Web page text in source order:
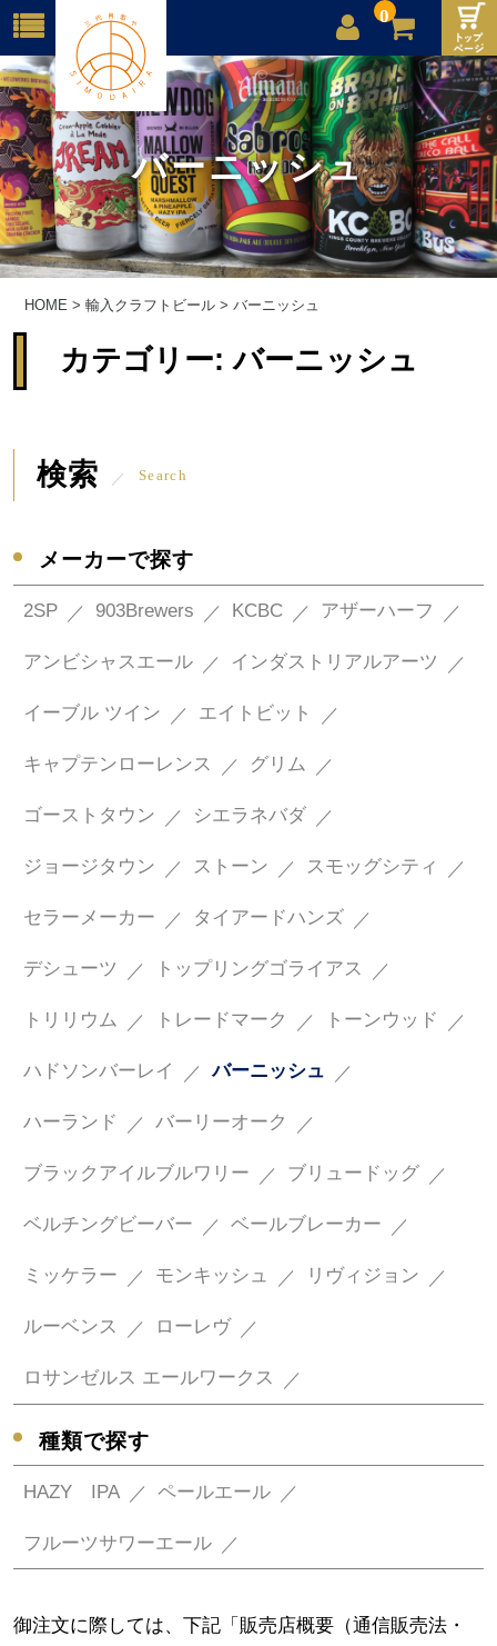
0
店舗案内
ご利用案内
送料
お問合せ
バーニッシュ
HOME >輸入クラフトビール >バーニッシュ
カテゴリー:バーニッシュ
検索 Search
メーカーで探す
2SP 903Brewers KCBC アザーハーフ
アンビシャスエール インダストリアルアーツ
イーブル ツイン エイトビット
キャプテンローレンス グリム
ゴーストタウン シエラネバダ
ジョージタウン ストーン スモッグシティ
セラーメーカー タイアードハンズ
デシューツ トップリングゴライアス
トリリウム トレードマーク トーンウッド
ハドソンバーレイ バーニッシュ
ハーランド バーリーオーク
ブラックアイルブルワリー ブリュードッグ
ベルチングビーバー ベールブレーカー
ミッケラー モンキッシュ リヴィジョン
ルーベンス ローレヴ
ロサンゼルス エールワークス
種類で探す
HAZY IPA ペールエール
フルーツサワーエール
御注文に際しては、下記「販売店概要（通信販売法・